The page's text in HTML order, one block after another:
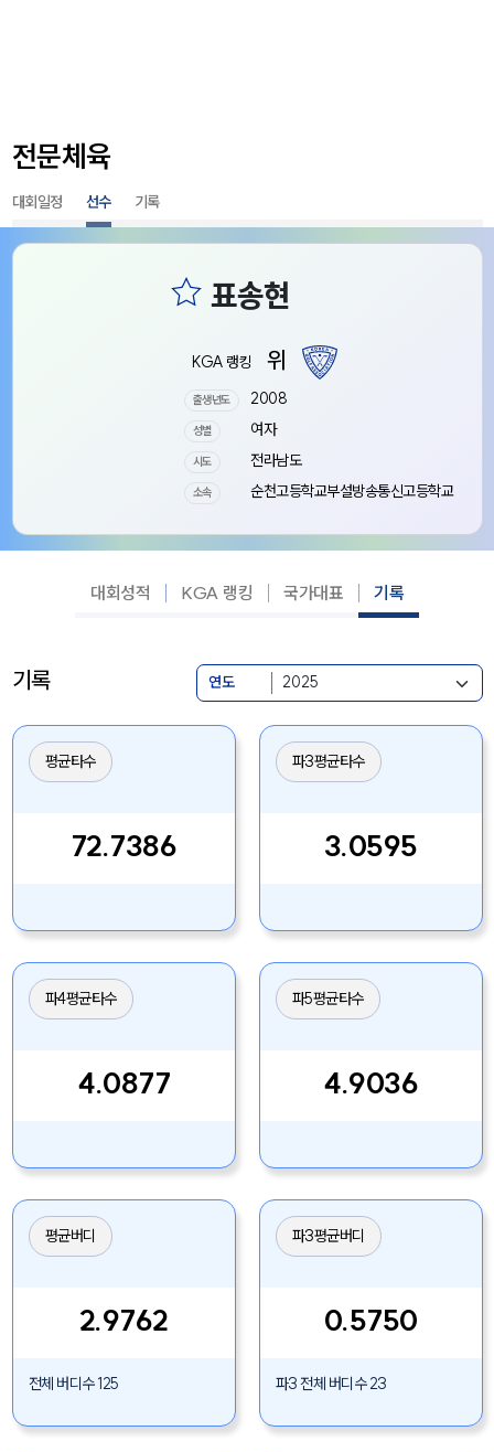
전문체육
대회일정 선수 기록
KGA 랭킹 위
출생년도 2008
성별 여자
시도 전라남도
소속 순천고등학교부설방송통신고등학교
대회성적 KGA 랭킹 국가대표 기록
기록 연도
평균타수
72.7386
파3평균타수
3.0595
파4평균타수
4.0877
파5평균타수
4.9036
평균버디
2.9762
전체 버디수 125
파3평균버디
0.5750
파3 전체 버디수 23